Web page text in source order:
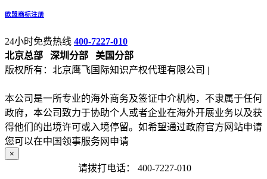
欧盟商标注册
24小时免费热线 400-7227-010
北京总部 深圳分部 美国分部
版权所有：北京鹰飞国际知识产权代理有限公司 |
本公司是一所专业的海外商务及签证中介机构，不隶属于任何
政府，本公司致力于协助个人或者企业在海外开展业务以及获
得他们的出境许可或入境停留。如希望通过政府官方网站申请
您可以在中国领事服务网申请
×
请拨打电话： 400-7227-010